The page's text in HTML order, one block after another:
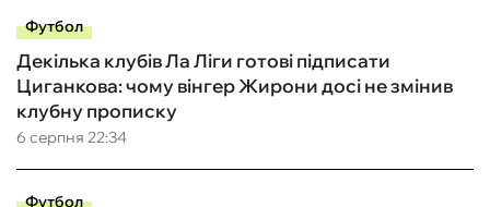
Футбол
6 серпня 22:34
Декілька клубів Ла Ліги готові підписати
Циганкова: чому вінгер Жирони досі не змінив
клубну прописку
Футбол